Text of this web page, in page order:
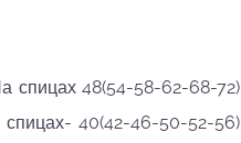
спицах 48(54-58-62-68-72)
40(42-46-50-52-56)